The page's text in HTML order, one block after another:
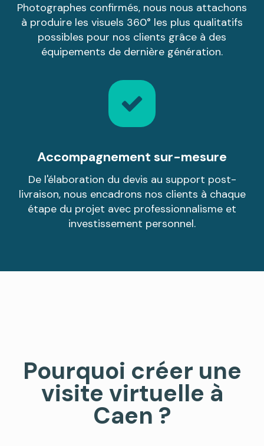
Photographes confirmés, nous nous attachons
à produire les visuels 360° les plus qualitatifs
possibles pour nos clients grâce à des
équipements de dernière génération.
Accompagnement sur-mesure
De l'élaboration du devis au support post-
livraison, nous encadrons nos clients à chaque
étape du projet avec professionnalisme et
investissement personnel.
Pourquoi créer une
visite virtuelle à
Caen ?